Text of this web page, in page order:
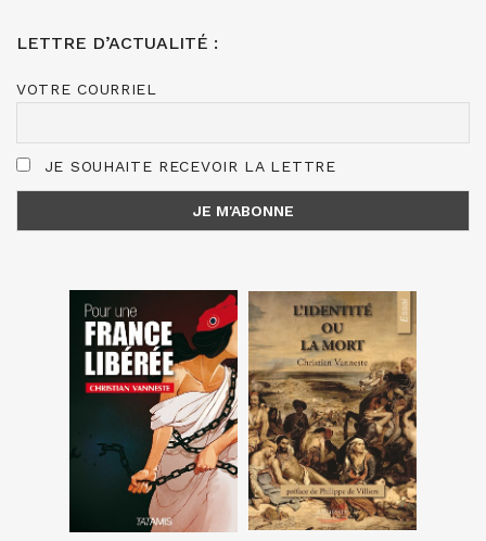
LETTRE D’ACTUALITÉ :
VOTRE COURRIEL
JE SOUHAITE RECEVOIR LA LETTRE